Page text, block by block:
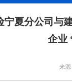
宁夏分公司与
企业
来源